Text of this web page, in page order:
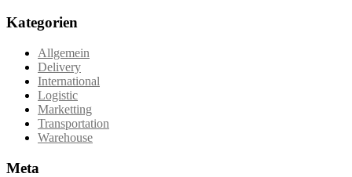
Kategorien
Allgemein
Delivery
International
Logistic
Marketting
Transportation
Warehouse
Meta